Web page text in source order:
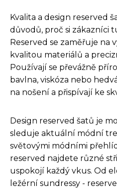
Kvalita a design reserved
důvodů, proč si zákazníci
Reserved se zaměřuje na
kvalitou materiálů a
Používají se převážně
bavlna, viskóza nebo
na nošení a přispívají ke
Design reserved šatů je
sleduje aktuální módní
světovými módními
reserved najdete různé
uspokojí každý vkus. Od
ležérní sundressy -